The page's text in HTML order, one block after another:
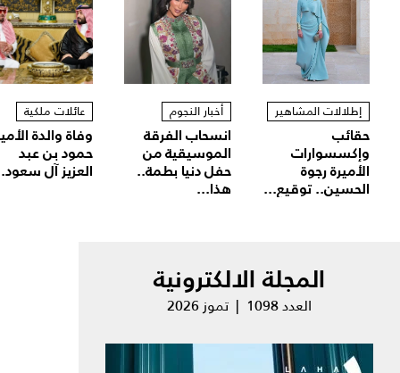
إطلالات المشاهير
حقائب
وإكسسوارات
الأميرة رجوة
الحسين.. توقيع...
أخبار النجوم
انسحاب الفرقة
الموسيقية من
حفل دنيا بطمة..
هذا...
عائلات ملكية
وفاة والدة
حمود بن عبد
العزيز آل
المجلة الالكترونية
العدد 1098 | تموز 2026